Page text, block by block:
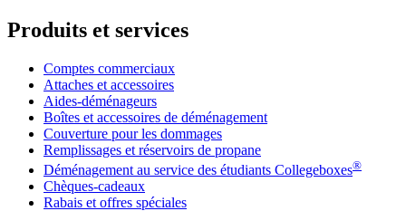
Produits et services
Comptes commerciaux
Attaches et accessoires
Aides-déménageurs
Boîtes et accessoires de déménagement
Couverture pour les dommages
Remplissages et réservoirs de propane
Déménagement au service des étudiants Collegeboxes®
Chèques-cadeaux
Rabais et offres spéciales